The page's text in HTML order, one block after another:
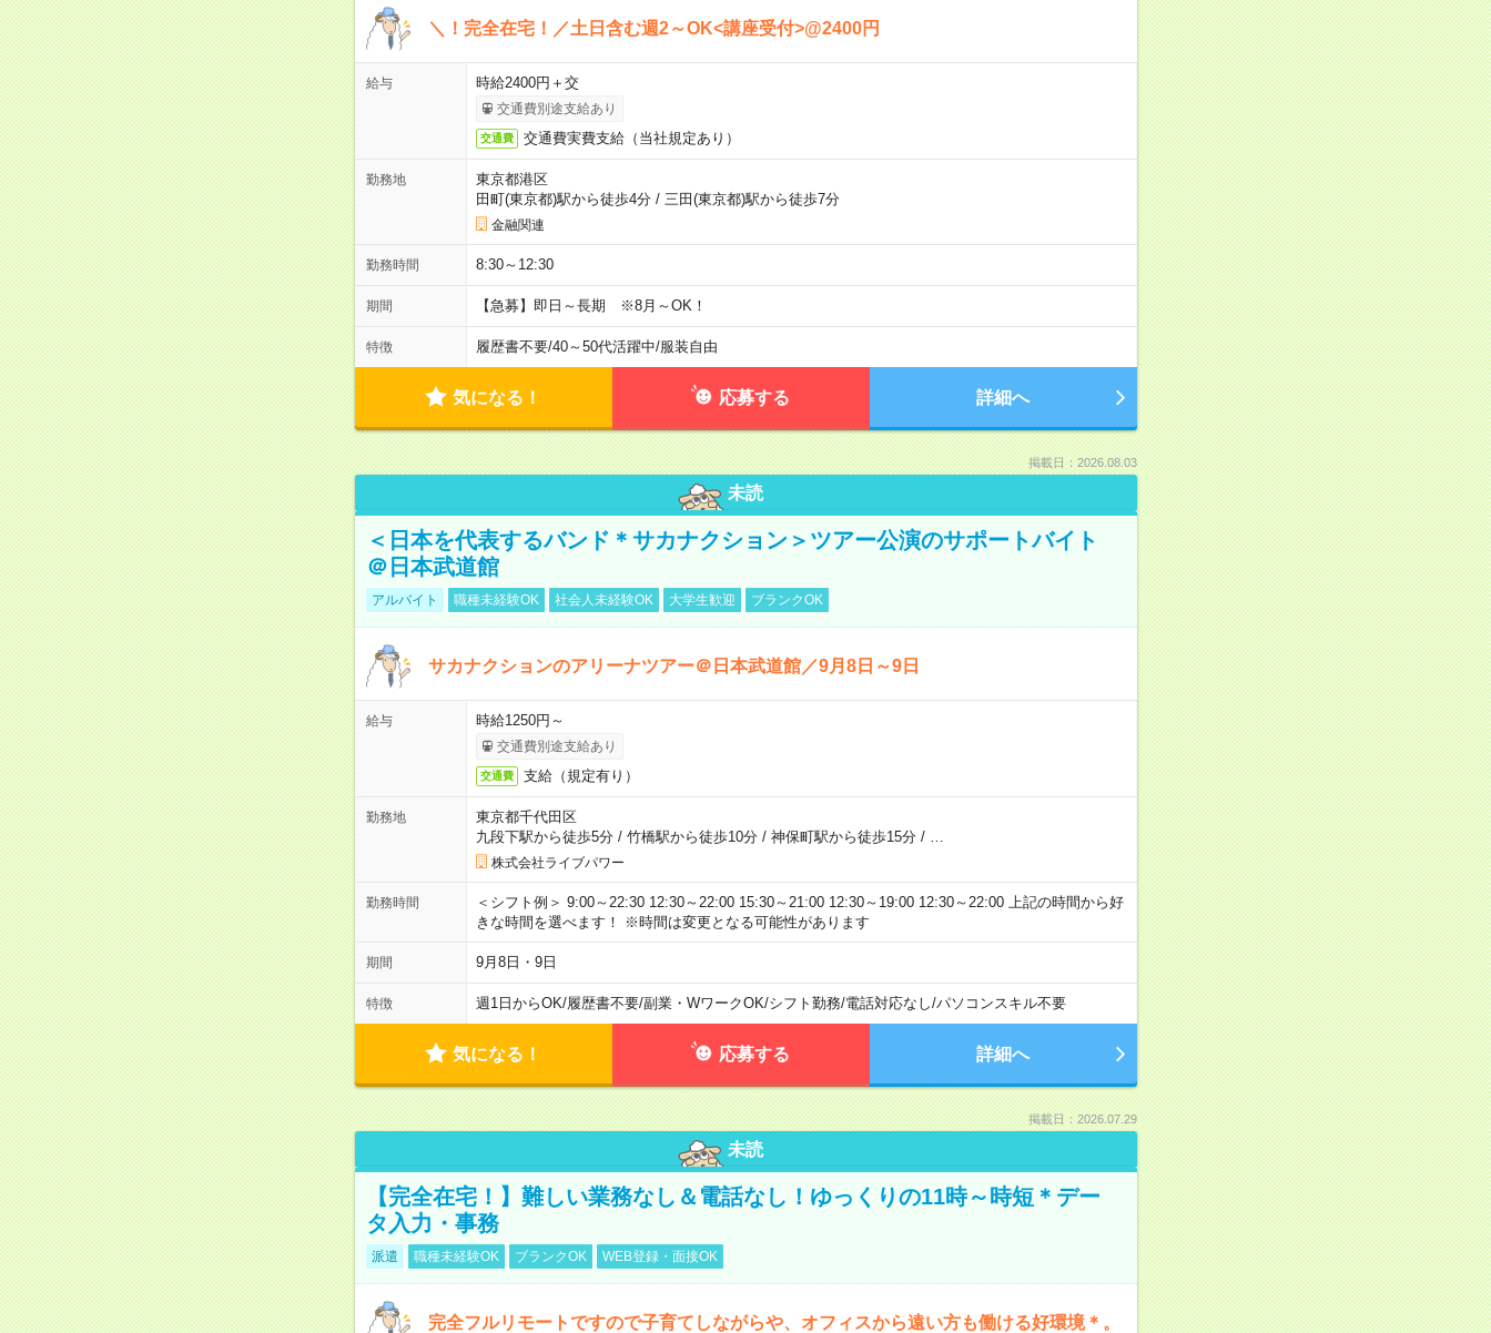
＼！完全在宅！／土日含む週2～OK<講座受付>@2400円
給与 時給2400円＋交
交通費別途支給あり
交通費 交通費実費支給（当社規定あり）
勤務地
東京都港区
田町(東京都)駅から徒歩4分/ 三田(東京都)駅から徒歩7分
金融関連
勤務時間 8:30～12:30
期間 【急募】即日～長期 ※8月～OK！
特徴 履歴書不要/40～50代活躍中/服装自由
気になる！ 応募する 詳細へ
掲載日：2026.08.03
未読
＜日本を代表するバンド＊サカナクション＞ツアー公演のサポートバイト
＠日本武道館
アルバイト 職種未経験OK 社会人未経験OK 大学生歓迎 ブランクOK
サカナクションのアリーナツアー＠日本武道館／9月8日～9日
給与 時給1250円～
交通費別途支給あり
交通費 支給（規定有り）
勤務地
東京都千代田区
九段下駅から徒歩5分/ 竹橋駅から徒歩10分/ 神保町駅から徒歩15分/
株式会社ライブパワー
勤務時間
＜シフト例＞ 9:00～22:30 12:30～22:00 15:30～21:00 12:30～19:00 12:30～22:00 上記の時間から好
きな時間を選べます！ ※時間は変更となる可能性があります
期間 9月8日・9日
特徴 週1日からOK/履歴書不要/副業・WワークOK/シフト勤務/電話対応なし/パソコンスキル不要
気になる！ 応募する 詳細へ
掲載日：2026.07.29
未読
【完全在宅！】難しい業務なし＆電話なし！ゆっくりの11時～時短＊デー
タ入力・事務
派遣 職種未経験OK ブランクOK WEB登録・面接OK
完全フルリモートですので子育てしながらや、オフィスから遠い方も働ける好環境＊。